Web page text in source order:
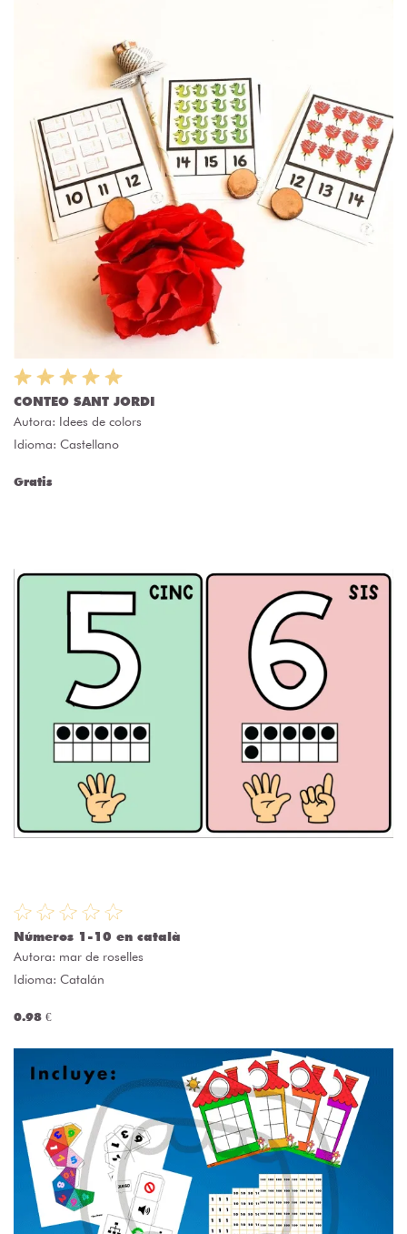
CONTEO SANT JORDI
Autora: Idees de colors
Idioma: Castellano
Gratis
Números 1-10 en català
Autora: mar de roselles
Idioma: Catalán
0.98 €